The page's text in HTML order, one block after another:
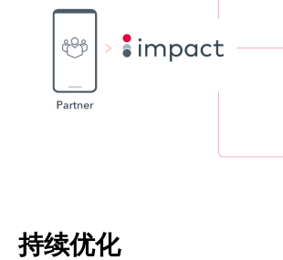
持续优化